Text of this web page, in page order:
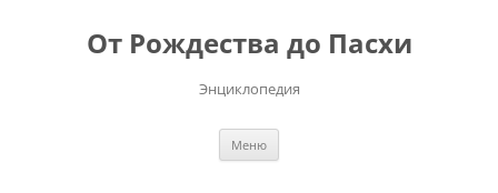
содержимомуОт Рождества до Пасхи
Энциклопедия
Меню